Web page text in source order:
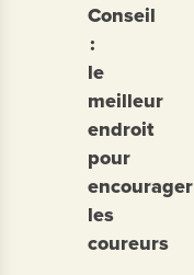
Conseil
:
le
meilleur
endroit
pour
encourager
les
coureurs